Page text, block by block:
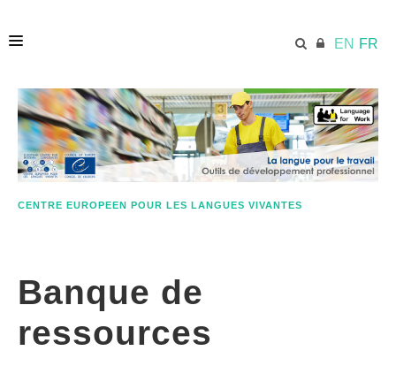
EN FR
ACCUEIL
ECML.AT
COMPÉTENCES
CENTRE EUROPEEN POUR LES LANGUES VIVANTES
Banque de
ressources